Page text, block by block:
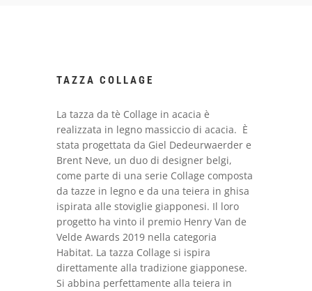
TAZZA COLLAGE
La tazza da tè Collage in acacia è
realizzata in legno massiccio di acacia. È
stata progettata da Giel Dedeurwaerder e
Brent Neve, un duo di designer belgi,
come parte di una serie Collage composta
da tazze in legno e da una teiera in ghisa
ispirata alle stoviglie giapponesi. Il loro
progetto ha vinto il premio Henry Van de
Velde Awards 2019 nella categoria
Habitat. La tazza Collage si ispira
direttamente alla tradizione giapponese.
Si abbina perfettamente alla teiera in